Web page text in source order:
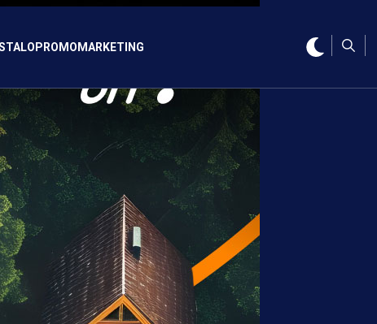
PROMO MARKETING